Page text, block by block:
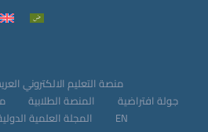
منصة التعليم الالكتروني
المنصة الطلابية
جولة افتراضية
المجلة العلمية
EN